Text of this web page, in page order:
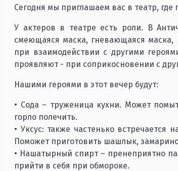
Сегодня мы приглашаем вас в театр,
У актеров в театре есть роли. В
смеющаяся маска, гневающаяся маска,
при взаимодействии с другими
проявляют - при соприкосновении с
Нашими героями в этот вечер будут:
• Сода – труженица кухни. Может
горло полечить.
• Уксус: также частенько встречается
Поможет приготовить шашлык,
• Нашатырный спирт – пренеприятно
прийти в себя при обмороке.